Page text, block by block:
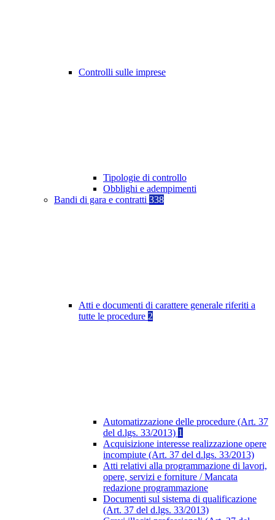
Controlli sulle imprese
Tipologie di controllo
Obblighi e adempimenti
Bandi di gara e contratti 338
Atti e documenti di carattere generale riferiti a
tutte le procedure 2
Automatizzazione delle procedure (Art. 37
del d.lgs. 33/2013) 1
Acquisizione interesse realizzazione opere
incompiute (Art. 37 del d.lgs. 33/2013)
Atti relativi alla programmazione di lavori,
opere, servizi e forniture / Mancata
redazione programmazione
Documenti sul sistema di qualificazione
(Art. 37 del d.lgs. 33/2013)